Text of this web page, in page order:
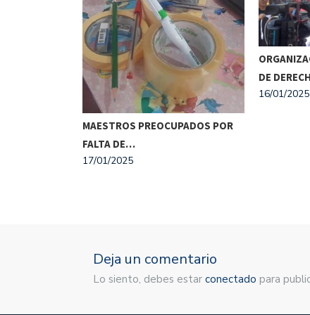
MAESTROS PREOCUPADOS POR
FALTA DE…
17/01/2025
DE
16/01/2025
Deja un comentario
Lo siento, debes estar conectado para